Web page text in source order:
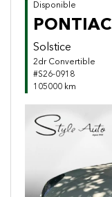
Disponible
PONTIAC
Solstice
2dr Convertible
#S26-0918
105000 km